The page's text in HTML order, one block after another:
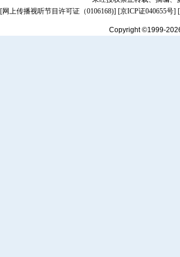
[网上传播视听节目许可证（0106168)] [京ICP证040655号]
Copyright ©1999-